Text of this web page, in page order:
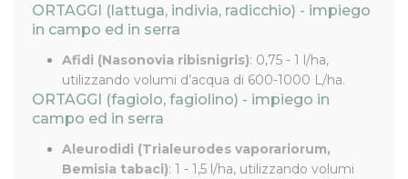
ORTAGGI (lattuga, indivia, radicchio) - impiego
in campo ed in serra
Afidi (Nasonovia ribisnigris): 0,75 - 1 l/ha,
utilizzando volumi d’acqua di 600-1000 L/ha.
ORTAGGI (fagiolo, fagiolino) - impiego in
campo ed in serra
Aleurodidi (Trialeurodes vaporariorum,
Bemisia tabaci): 1 - 1,5 l/ha, utilizzando volumi